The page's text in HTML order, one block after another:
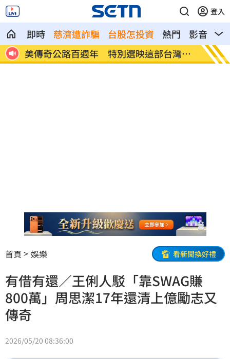
登入
即時 慈濟遭詐騙 台股怎投資 熱門 影音
熱
電
控Uber Eats無視法律 外送員提告詐欺
合歡
蓮
首頁 娛樂 看新聞換好禮
有借有還／王俐人駁「靠SWAG賺
800萬」周思潔17年還清上億勵志又
傳奇
2026/05/20 08:36:00